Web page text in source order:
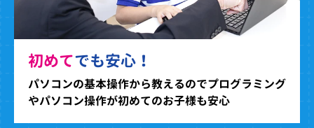
初めてでも安心！
パソコンの基本操作から教えるのでプログラミング
やパソコン操作が初めてのお子様も安心